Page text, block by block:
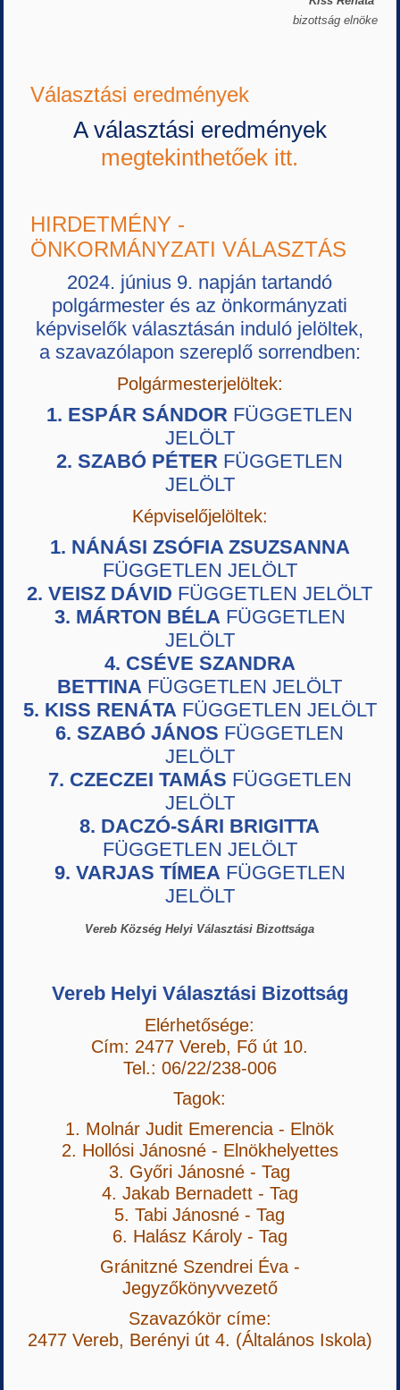
bizottság elnöke
Választási eredmények
A választási eredmények
megtekinthetőek itt.
HIRDETMÉNY -
ÖNKORMÁNYZATI VÁLASZTÁS
2024. június 9. napján tartandó
polgármester és az önkormányzati
képviselők választásán induló jelöltek,
a szavazólapon szereplő sorrendben:
Polgármesterjelöltek:
1. ESPÁR SÁNDOR FÜGGETLEN
JELÖLT
2. SZABÓ PÉTER FÜGGETLEN
JELÖLT
Képviselőjelöltek:
1. NÁNÁSI ZSÓFIA ZSUZSANNA
FÜGGETLEN JELÖLT
2. VEISZ DÁVID FÜGGETLEN JELÖLT
3. MÁRTON BÉLAFÜGGETLEN
JELÖLT
4. CSÉVE SZANDRA
BETTINA FÜGGETLEN JELÖLT
5. KISS RENÁTAFÜGGETLEN JELÖLT
6. SZABÓ JÁNOS FÜGGETLEN
JELÖLT
7. CZECZEI TAMÁS FÜGGETLEN
JELÖLT
8. DACZÓ-SÁRI BRIGITTA
FÜGGETLEN JELÖLT
9. VARJAS TÍMEAFÜGGETLEN
JELÖLT
Vereb Község Helyi Választási Bizottsága
Vereb Helyi Választási Bizottság
Elérhetősége:
Cím: 2477 Vereb, Fő út 10.
Tel.: 06/22/238-006
Tagok:
1. Molnár Judit Emerencia - Elnök
2. Hollósi Jánosné - Elnökhelyettes
3. Győri Jánosné - Tag
4. Jakab Bernadett - Tag
5. Tabi Jánosné - Tag
6. Halász Károly - Tag
Gránitzné Szendrei Éva -
Jegyzőkönyvvezető
Szavazókör címe:
2477 Vereb, Berényi út 4. (Általános Iskola)